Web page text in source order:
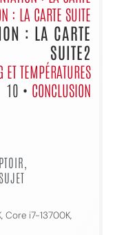
: LA CARTE SUITE
: LA CARTE
SUITE2
ET TEMPÉRATURES
10 • CONCLUSION
Core i7-13700K,